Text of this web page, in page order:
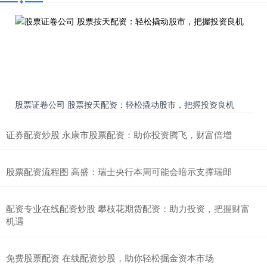
股票证卷公司 股票按天配资：轻松撬动股市，把握投资良机
证券配资炒股 永康市股票配资：助你投资腾飞，财富倍增
股票配资流程图 高盛：瑞士央行本周可能会暗示支撑瑞郎
配资专业在线配资炒股 攀枝花期货配资：助力投资，把握财富
机遇
免费股票配资 在线配资炒股，助你轻松掘金资本市场